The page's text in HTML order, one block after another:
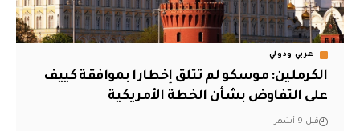
عربي ودولي
الكرملين: موسكو لم تتلق إخطارا بموافقة كييف
على التفاوض بشأن الخطة الأمريكية
قبل 9 أشهر